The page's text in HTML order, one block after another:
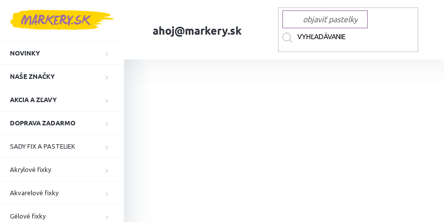
ahoj@markery.sk
NOVINKY
NAŠE ZNAČKY
AKCIA A ZĽAVY
DOPRAVA ZADARMO
SADY FIX A PASTELIEK
Akrylové fixky
Akvarelové fixky
Gélové fixky